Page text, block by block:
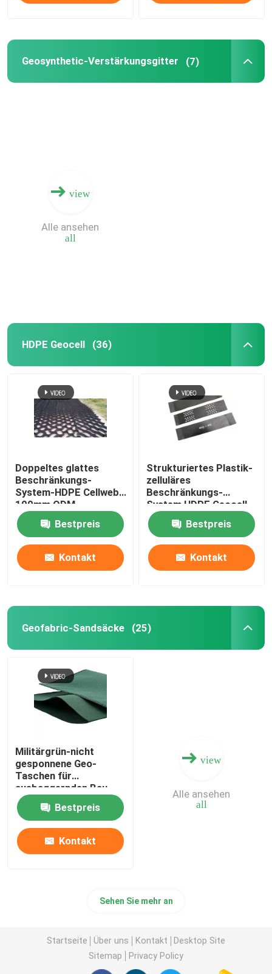
Geosynthetic-Verstärkungsgitter (7)
view
all
Alle ansehen
HDPE Geocell (36)
Doppeltes glattes
Beschränkungs-
System-HDPE Cellweb
100mm ODM
Bestpreis
Kontakt
Strukturiertes Plastik-
zelluläres
Beschränkungs-
System HDPE Geocell
Cellweb für Straßenbau
Bestpreis
Kontakt
Geofabric-Sandsäcke (25)
Militärgrün-nicht
gesponnene Geo-
Taschen für
ausbaggernden Bau
Bestpreis
Kontakt
view
all
Alle ansehen
Sehen Sie mehr an
Startseite Über uns Kontakt
Desktop Site
Sitemap
Privacy Policy